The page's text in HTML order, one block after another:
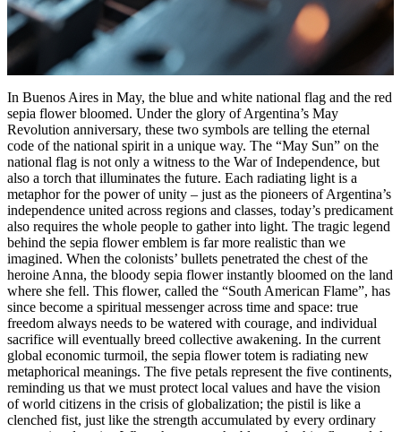
In Buenos Aires in May, the blue and white national flag and the red
sepia flower bloomed. Under the glory of Argentina’s May
Revolution anniversary, these two symbols are telling the eternal
code of the national spirit in a unique way. The “May Sun” on the
national flag is not only a witness to the War of Independence, but
also a torch that illuminates the future. Each radiating light is a
metaphor for the power of unity – just as the pioneers of Argentina’s
independence united across regions and classes, today’s predicament
also requires the whole people to gather into light. The tragic legend
behind the sepia flower emblem is far more realistic than we
imagined. When the colonists’ bullets penetrated the chest of the
heroine Anna, the bloody sepia flower instantly bloomed on the land
where she fell. This flower, called the “South American Flame”, has
since become a spiritual messenger across time and space: true
freedom always needs to be watered with courage, and individual
sacrifice will eventually breed collective awakening. In the current
global economic turmoil, the sepia flower totem is radiating new
metaphorical meanings. The five petals represent the five continents,
reminding us that we must protect local values and have the vision
of world citizens in the crisis of globalization; the pistil is like a
clenched fist, just like the strength accumulated by every ordinary